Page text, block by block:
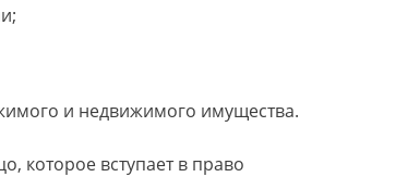
и недвижимого имущества.
которое вступает в право